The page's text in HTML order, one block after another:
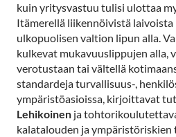
kuin yritysvastuu tulisi ulottaa
Itämerellä liikennöivistä
ulkopuolisen valtion lipun alla.
kulkevat mukavuuslippujen alla,
verotustaan tai vältellä
standardeja turvallisuus-,
ympäristöasioissa, kirjoittavat
Lehikoinen ja
kalatalouden ja